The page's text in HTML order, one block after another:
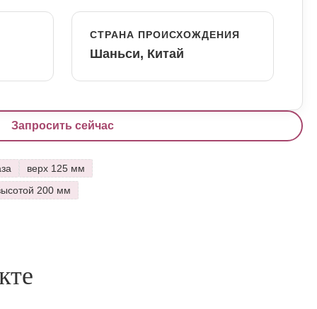
СТРАНА ПРОИСХОЖДЕНИЯ
Шаньси, Китай
Запросить сейчас
верх 125 мм
200 мм